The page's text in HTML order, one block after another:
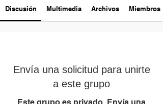
Discusión Multimedia Archivos Miembros
Envía una solicitud para unirte
a este grupo